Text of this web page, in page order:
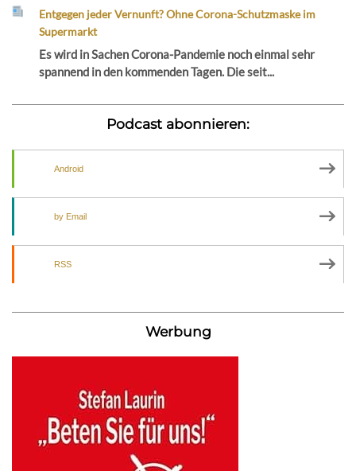
Entgegen jeder Vernunft? Ohne Corona-Schutzmaske im
Supermarkt
Es wird in Sachen Corona-Pandemie noch einmal sehr
spannend in den kommenden Tagen. Die seit...
Podcast abonnieren:
Android
by Email
RSS
Werbung